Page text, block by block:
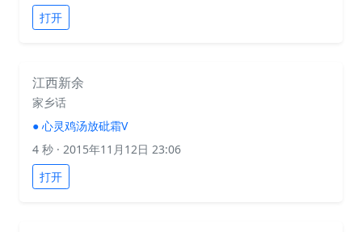
打开
江西新余
家乡话
● 心灵鸡汤放砒霜V
4 秒 · 2015年11月12日 23:06
打开